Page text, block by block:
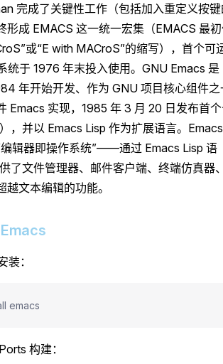
完成了关键性工作（包括加入重定义按
形成 EMACS 这一统一宏集（EMACS 最
或“E with MACroS”的缩写），首个可
统于 1976 年末投入使用。GNU Emacs 是
年开始开发、作为 GNU 项目核心组件之
Emacs 实现，1985 年 3 月 20 日发布首
，并以 Emacs Lisp 作为扩展语言。Emacs
编辑器即操作系统”——通过 Emacs Lisp 语
了文件管理器、邮件客户端、终端仿真器
文本编辑的功能。
Emacs
装：
emacs
构建：